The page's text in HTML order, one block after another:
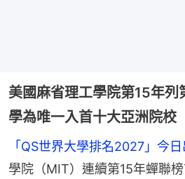
美國麻省理工學院第15年
學為唯一入首十大亞洲院校
「QS世界大學排名2027」今
學院（MIT）連續第15年蟬聯